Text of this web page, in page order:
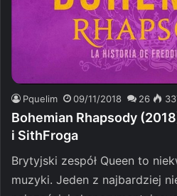
Pquelim 09/11/2018 26
Bohemian Rhapsody
i SithFroga
Brytyjski zespół Queen to
muzyki. Jeden z najbardziej